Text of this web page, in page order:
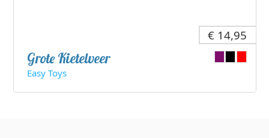
€ 14,95
Grote Kietelveer
Easy Toys